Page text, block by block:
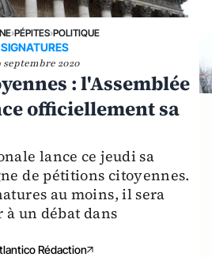
›PÉPITES›POLITIQUE
SIGNATURES
septembre 2020
: l'Assemblée
officiellement sa
lance ce jeudi sa
de pétitions citoyennes.
au moins, il sera
un débat dans
Rédaction